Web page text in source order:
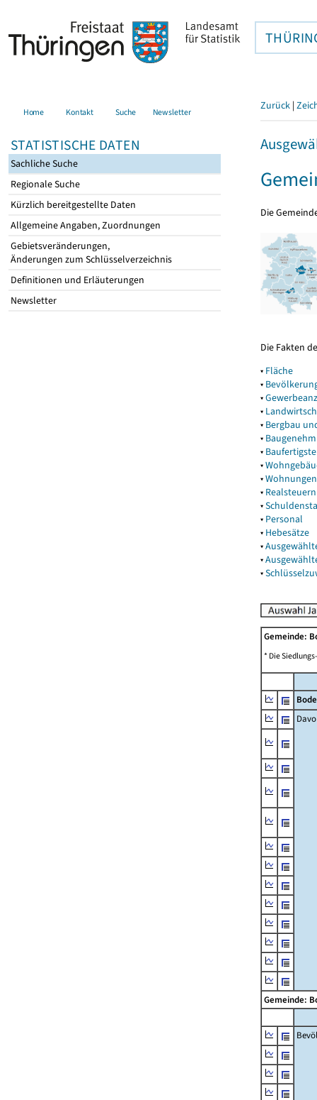
Home Kontakt Suche Newsletter
STATISTISCHE DATEN
Sachliche Suche
Regionale Suche
Kürzlich bereitgestellte Daten
Allgemeine Angaben, Zuordnungen
Gebietsveränderungen,
Änderungen zum Schlüsselverzeichnis
Definitionen und Erläuterungen
Newsletter
Zurück |
Die
Die Fakten
▾ Fläche
▾
▾
▾
▾ Bergbau
▾
▾
▾
▾Wohnungen
▾ Realsteuern
▾
▾ Personal
▾ Hebesätze
▾
▾
▾
Gemeinde:
* Die
Gemeinde: